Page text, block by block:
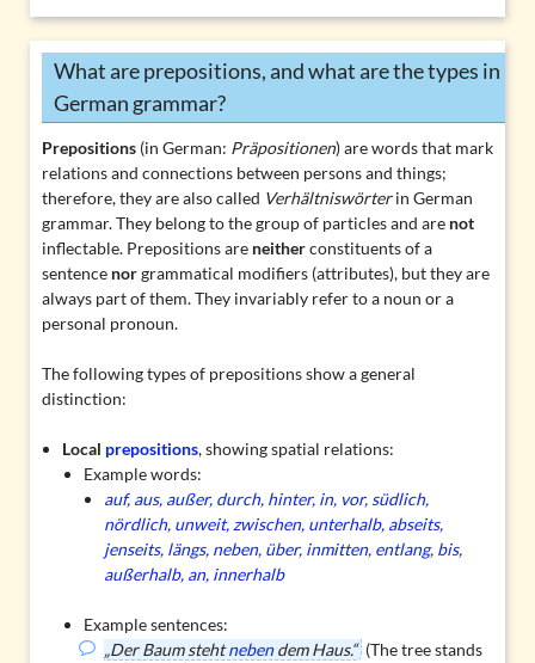
What are prepositions, and what are the types in
German grammar?
Prepositions(in German: Präpositionen) are words that mark
relations and connections between persons and things;
therefore, they are also called Verhältniswörterin German
grammar. They belong to the group of particlesand are not
inflectable. Prepositions are neitherconstituents of a
sentence norgrammatical modifiers (attributes), but they are
always part of them. They invariably refer to a noun or a
personal pronoun.
The following types of prepositions show a general
distinction:
Local prepositions, showing spatial relations:
Example words:
auf, aus, außer, durch, hinter, in, vor, südlich,
nördlich, unweit, zwischen, unterhalb, abseits,
jenseits, längs, neben, über, inmitten, entlang, bis,
außerhalb, an, innerhalb
Example sentences:
„Der Baum stehtnebendem Haus.“ (The tree stands